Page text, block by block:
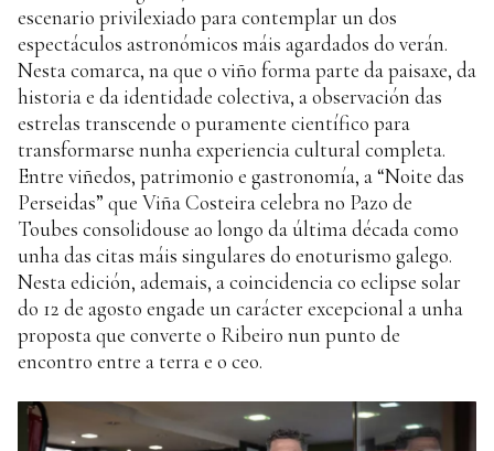
escenario privilexiado para contemplar un dos
espectáculos astronómicos máis agardados do verán.
Nesta comarca, na que o viño forma parte da paisaxe, da
historia e da identidade colectiva, a observación das
estrelas transcende o puramente científico para
transformarse nunha experiencia cultural completa.
Entre viñedos, patrimonio e gastronomía, a “Noite das
Perseidas” que Viña Costeira celebra no Pazo de
Toubes consolidouse ao longo da última década como
unha das citas máis singulares do enoturismo galego.
Nesta edición, ademais, a coincidencia co eclipse solar
do 12 de agosto engade un carácter excepcional a unha
proposta que converte o Ribeiro nun punto de
encontro entre a terra e o ceo.